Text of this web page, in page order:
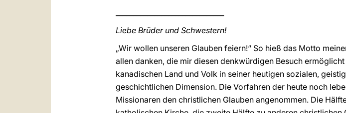
Liebe Brüder und Schwestern!
„Wir wollen unseren Glauben feiern!“ So hieß das Motto
allen danken, die mir diesen denkwürdigen Besuch
kanadischen Land und Volk in seiner heutigen sozialen,
geschichtlichen Dimension. Die Vorfahren der heute noch
Missionaren den christlichen Glauben angenommen. Die